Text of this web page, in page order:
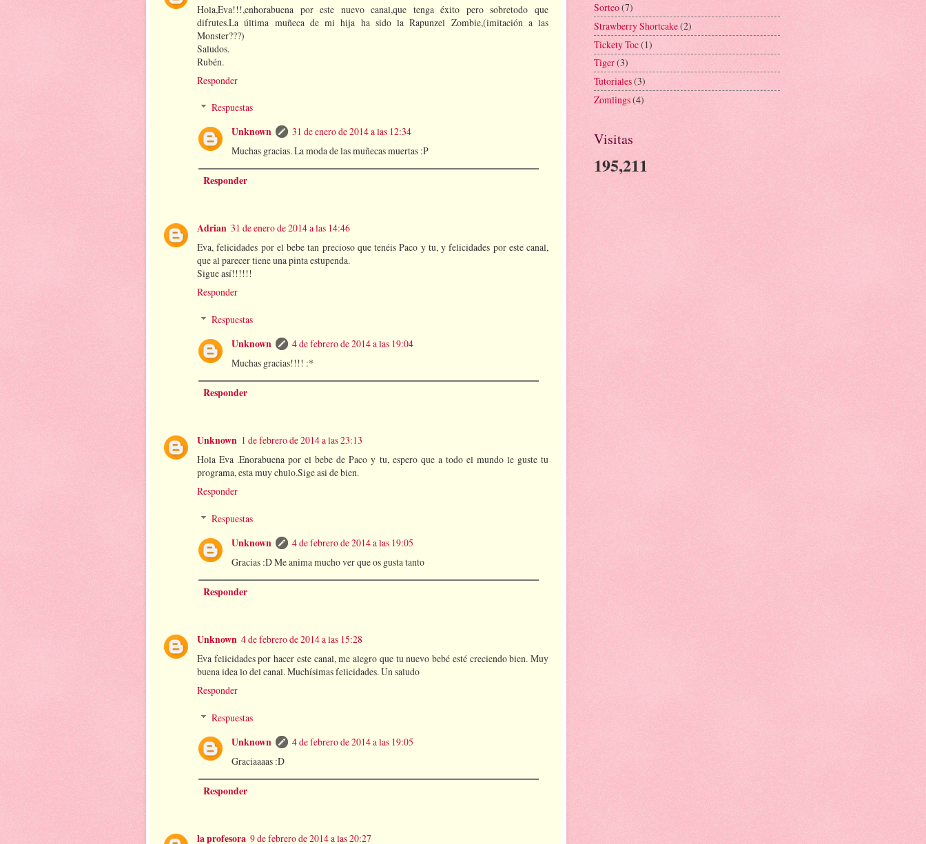
Hola,Eva!!!,enhorabuena por este nuevo canal,que tenga éxito pero sobretodo que
difrutes.La última muñeca de mi hija ha sido la Rapunzel Zombie,(imitación a las
Monster???)
Saludos.
Rubén.
Responder
Respuestas
Unknown
31 de enero de 2014 a las 12:34
Muchas gracias. La moda de las muñecas muertas :P
Responder
Adrian 31 de enero de 2014 a las 14:46
Eva, felicidades por el bebe tan precioso que tenéis Paco y tu, y felicidades por este canal,
que al parecer tiene una pinta estupenda.
Sigue así!!!!!!
Responder
Respuestas
Unknown
4 de febrero de 2014 a las 19:04
Muchas gracias!!!! :*
Responder
Unknown 1 de febrero de 2014 a las 23:13
Hola Eva .Enorabuena por el bebe de Paco y tu, espero que a todo el mundo le guste tu
programa, esta muy chulo.Sige asi de bien.
Responder
Respuestas
Unknown
4 de febrero de 2014 a las 19:05
Gracias :D Me anima mucho ver que os gusta tanto
Responder
Unknown 4 de febrero de 2014 a las 15:28
Eva felicidades por hacer este canal, me alegro que tu nuevo bebé esté creciendo bien. Muy
buena idea lo del canal. Muchísimas felicidades. Un saludo
Responder
Respuestas
Unknown
4 de febrero de 2014 a las 19:05
Graciaaaas :D
Responder
la profesora 9 de febrero de 2014 a las 20:27
Sorteo(7)
Strawberry Shortcake(2)
Tickety Toc(1)
Tiger(3)
Tutoriales(3)
Zomlings(4)
Visitas
195,211